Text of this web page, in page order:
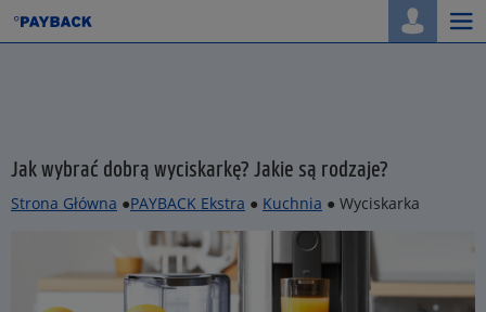
Jak wybrać dobrą wyciskarkę? Jakie są rodzaje?
Strona Główna ●PAYBACK Ekstra ● Kuchnia ● Wyciskarka